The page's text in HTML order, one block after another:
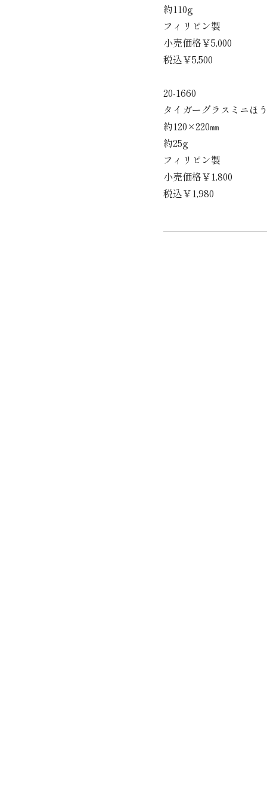
約110g
フィリピン製
小売価格￥5,000
税込￥5,500
20-1660
タイガーグラスミニほ
約120×220㎜
約25g
フィリピン製
小売価格￥1,800
税込￥1,980